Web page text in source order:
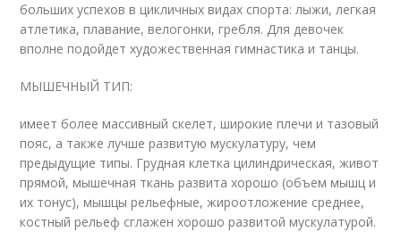
больших успехов в цикличных видах спорта: лыжи, легкая
атлетика, плавание, велогонки, гребля. Для девочек
вполне подойдет художественная гимнастика и танцы.
МЫШЕЧНЫЙ ТИП:
имеет более массивный скелет, широкие плечи и тазовый
пояс, а также лучше развитую мускулатуру, чем
предыдущие типы. Грудная клетка цилиндрическая, живот
прямой, мышечная ткань развита хорошо (объем мышц и
их тонус), мышцы рельефные, жироотложение среднее,
костный рельеф сглажен хорошо развитой мускулатурой.